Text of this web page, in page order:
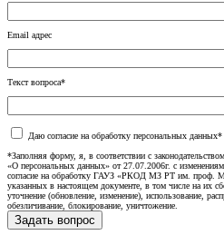
Email адрес
Текст вопроса*
Даю согласие на обработку персональных данных*
*Заполняя форму, я, в соответствии с
«О персональных данных» от 27.07.2006г. с
согласие на обработку ГАУЗ «РКОД МЗ РТ им. проф.
указанных в настоящем документе, в том числе на их
уточнение (обновление, изменение), использование,
обезличивание, блокирование, уничтожение.